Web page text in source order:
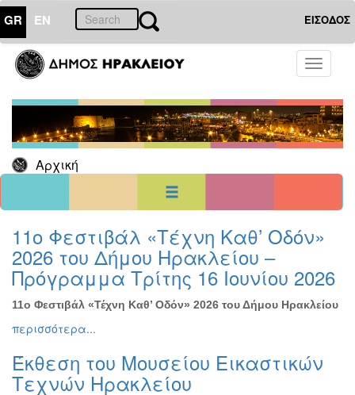
GR EN ΕΙΣΟΔΟΣ
Toggle
Αρχική
01
Ιούλιος
2021
Τρι Τετ Πεμ Παρ Σαβ
1 2
3
4
11
12 13 14 15 16
17
24
ΗΜΕΡΟΛΟΓΙΟ
ΕΚΔΗΛΩΣΕΩΝ
Χριστούγεννα
-
Πρωτοχρονιά
Ζωγραφική
11ο Φεστιβάλ «Τέχνη Καθ’ Οδόν»
2026 του Δήμου Ηρακλείου –
Πρόγραμμα Τρίτης 16 Ιουνίου 2026
11ο Φεστιβάλ «Τέχνη Καθ’ Οδόν» 2026 του Δήμου Ηρακλείου
περισσότερα...
Έκθεση του Μουσείου Εικαστικών
Τεχνών Ηρακλείου